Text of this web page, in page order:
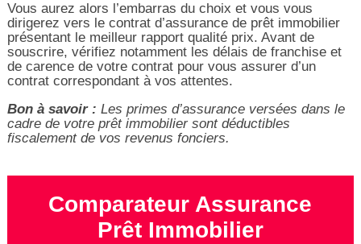
Vous aurez alors l’embarras du choix et vous vous
dirigerez vers le contrat d’assurance de prêt immobilier
présentant le meilleur rapport qualité prix. Avant de
souscrire, vérifiez notamment les délais de franchise et
de carence de votre contrat pour vous assurer d’un
contrat correspondant à vos attentes.
Bon à savoir : Les primes d’assurance versées dans le
cadre de votre prêt immobilier sont déductibles
fiscalement de vos revenus fonciers.
Comparateur Assurance
Prêt Immobilier